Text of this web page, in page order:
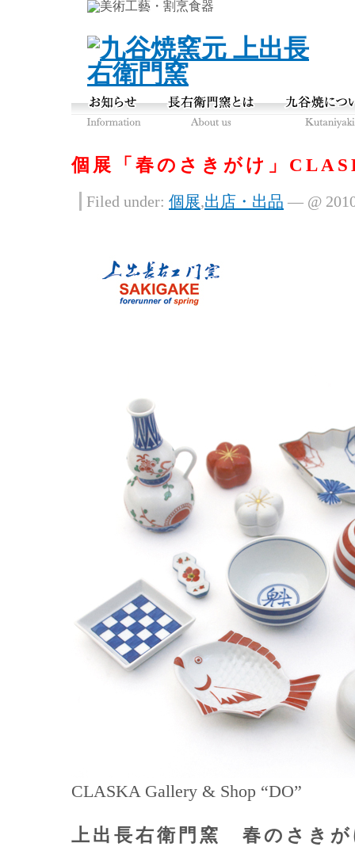
個展「春のさきがけ」
Filed under: 個展,出店・出品 — @
CLASKA Gallery & Shop “DO”
上出長右衛門窯 春のさき